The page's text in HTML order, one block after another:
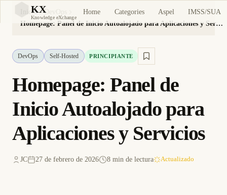
KX
Knowledge eXchange
Home Categories Aspel IMSS/SUA
Inicio
DevOps
Homepage: Panel de Inicio Autoalojado para Aplicaciones y Servicios
DevOps Self-Hosted PRINCIPIANTE
Homepage: Panel de
Inicio Autoalojado para
Aplicaciones y Servicios
JC 27 de febrero de 2026 8 min de lectura Actualizado